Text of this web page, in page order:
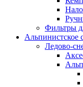
Фильтры
Альпинистское
Ледово-